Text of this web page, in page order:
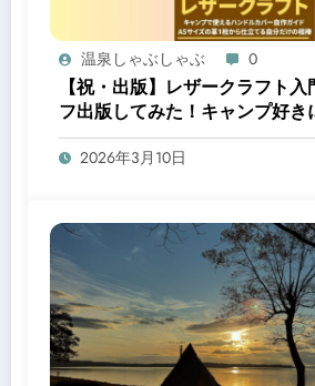
温泉しゃぶしゃぶ 0
【祝・出版】レザークラフト
フ出版してみた！キャンプ好き
分だけの相棒」の作り方
2026年3月10日